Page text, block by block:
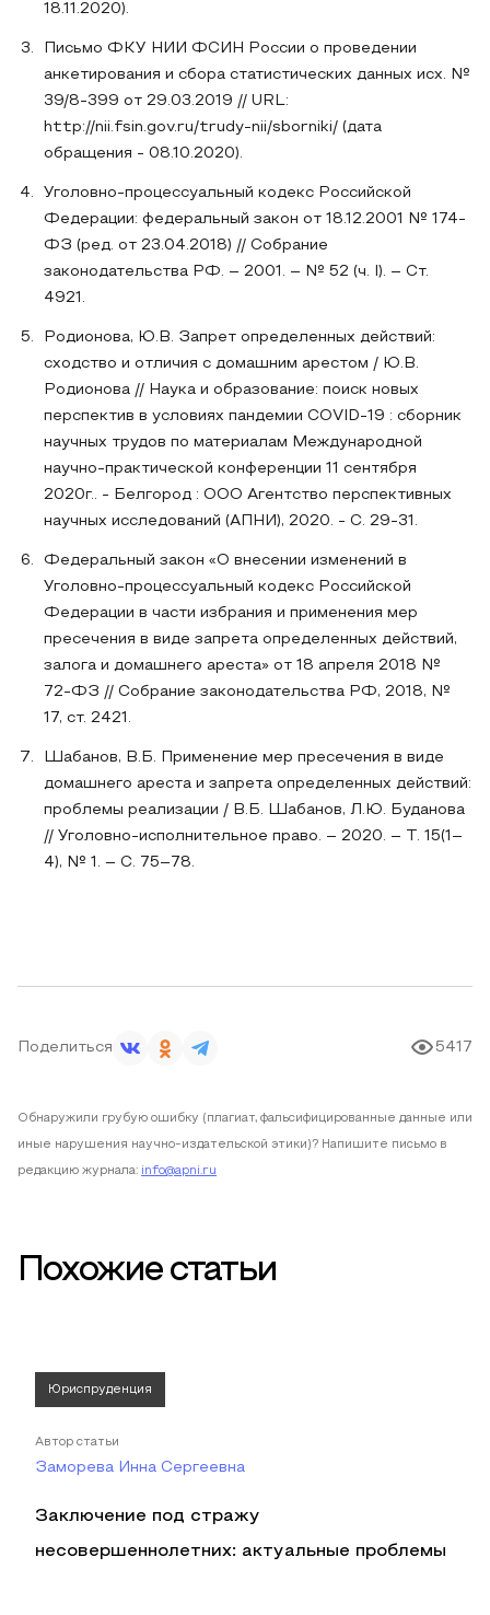
18.11.2020).
Письмо ФКУ НИИ ФСИН России о проведении
анкетирования и сбора статистических данных исх. №
39/8-399 от 29.03.2019 // URL:
http://nii.fsin.gov.ru/trudy-nii/sborniki/ (дата
обращения - 08.10.2020).
Уголовно-процессуальный кодекс Российской
Федерации: федеральный закон от 18.12.2001 № 174-
ФЗ (ред. от 23.04.2018) // Собрание
законодательства РФ. – 2001. – № 52 (ч. I). – Ст.
4921.
Родионова, Ю.В. Запрет определенных действий:
сходство и отличия с домашним арестом / Ю.В.
Родионова // Наука и образование: поиск новых
перспектив в условиях пандемии COVID-19 : сборник
научных трудов по материалам Международной
научно-практической конференции 11 сентября
2020г.. - Белгород : ООО Агентство перспективных
научных исследований (АПНИ), 2020. - С. 29-31.
Федеральный закон «О внесении изменений в
Уголовно-процессуальный кодекс Российской
Федерации в части избрания и применения мер
пресечения в виде запрета определенных действий,
залога и домашнего ареста» от 18 апреля 2018 №
72-ФЗ // Собрание законодательства РФ, 2018, №
17, ст. 2421.
Шабанов, В.Б. Применение мер пресечения в виде
домашнего ареста и запрета определенных действий:
проблемы реализации / В.Б. Шабанов, Л.Ю. Буданова
// Уголовно-исполнительное право. – 2020. – Т. 15(1–
4), № 1. – С. 75–78.
Поделиться 5417
Обнаружили грубую ошибку (плагиат, фальсифицированные данные или
иные нарушения научно-издательской этики)? Напишите письмо в
редакцию журнала: info@apni.ru
Похожие статьи
Юриспруденция
Автор статьи
Заморева Инна Сергеевна
Заключение под стражу
несовершеннолетних: актуальные проблемы